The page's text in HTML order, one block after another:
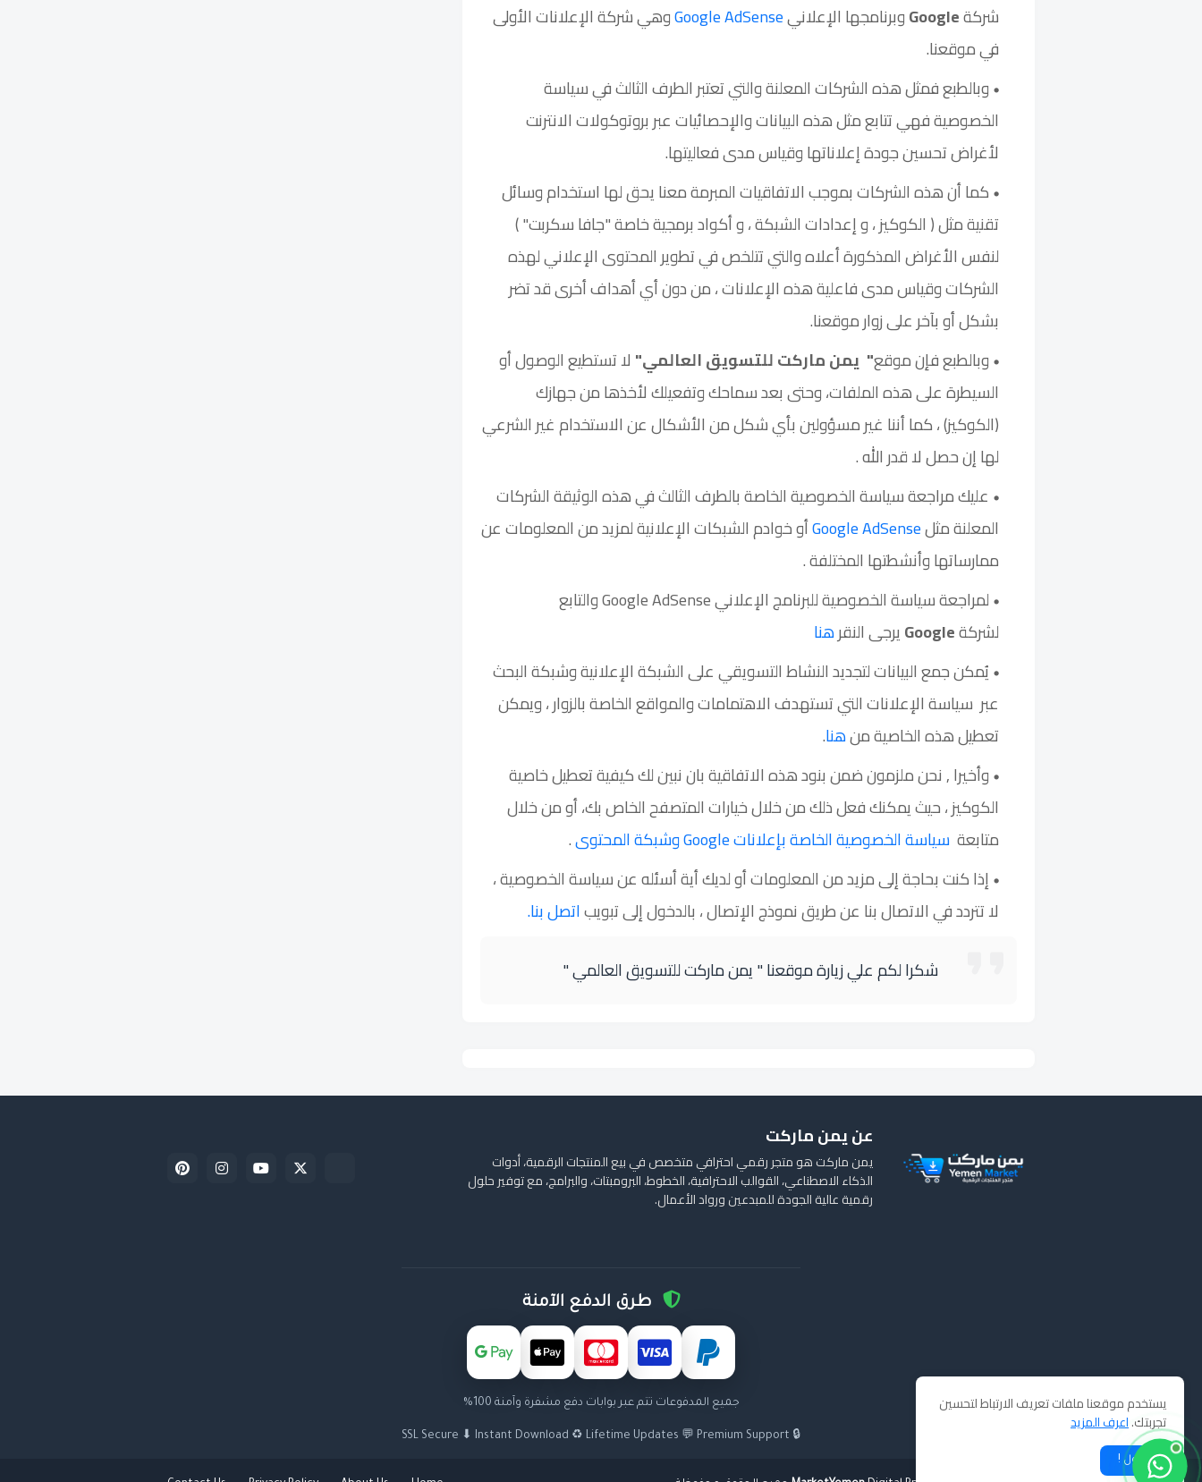
شركةGoogleوبرنامجها الإعلانيGoogle AdSenseوهي شركة الإعلانات الأولى
في موقعنا.
وبالطبع فمثل هذه الشركات المعلنة والتي تعتبر الطرف الثالث في سياسة
الخصوصية فهي تتابع مثل هذه البيانات والإحصائيات عبر بروتوكولات الانترنت
لأغراض تحسين جودة إعلاناتها وقياس مدى فعاليتها.
كما أن هذه الشركات بموجب الاتفاقيات المبرمة معنا يحق لها استخدام وسائل
تقنية مثل ( الكوكيز ، و إعدادات الشبكة ، و أكواد برمجية خاصة "جافا سكربت" )
لنفس الأغراض المذكورة أعلاه والتي تتلخص في تطوير المحتوى الإعلاني لهذه
الشركات وقياس مدى فاعلية هذه الإعلانات ، من دون أي أهداف أخرى قد تضر
بشكل أو بآخر على زوار موقعنا.
وبالطبع فإن موقع" يمن ماركت للتسويق العالمي" لا تستطيع الوصول أو
السيطرة على هذه الملفات، وحتى بعد سماحك وتفعيلك لأخذها من جهازك
(الكوكيز) ، كما أننا غير مسؤولين بأي شكل من الأشكال عن الاستخدام غير الشرعي
لها إن حصل لا قدر الله .
عليك مراجعة سياسة الخصوصية الخاصة بالطرف الثالث في هذه الوثيقة الشركات
المعلنة مثلGoogle AdSenseأو خوادم الشبكات الإعلانية لمزيد من المعلومات عن
ممارساتها وأنشطتها المختلفة .
لمراجعة سياسة الخصوصية للبرنامج الإعلاني Google AdSense والتابع
لشركةGoogleيرجى النقرهنا
يُمكن جمع البيانات لتجديد النشاط التسويقي على الشبكة الإعلانية وشبكة البحث
عبر سياسة الإعلانات التي تستهدف الاهتمامات والمواقع الخاصة بالزوار ، ويمكن
تعطيل هذه الخاصية منهنا.
وأخيرا , نحن ملزمون ضمن بنود هذه الاتفاقية بان نبين لك كيفية تعطيل خاصية
الكوكيز ، حيث يمكنك فعل ذلك من خلال خيارات المتصفح الخاص بك، أو من خلال
متابعة سياسة الخصوصية الخاصة بإعلانات Google وشبكة المحتوى
.
إذا كنت بحاجة إلى مزيد من المعلومات أو لديك أية أسئله عن سياسة الخصوصية ،
لا تتردد في الاتصال بنا عن طريق نموذج الإتصال ، بالدخول إلى تبويباتصل بنا.
شكرا لكم علي زيارة موقعنا " يمن ماركت للتسويق العالمي "
عن يمن ماركت
يمن ماركت هو متجر رقمي احترافي متخصص في بيع المنتجات الرقمية، أدوات
الذكاء الاصطناعي، القوالب الاحترافية، الخطوط، البرومبتات، والبرامج، مع توفير حلول
رقمية عالية الجودة للمبدعين ورواد الأعمال.
طرق الدفع الآمنة
جميع المدفوعات تتم عبر بوابات دفع مشفرة وآمنة 100%
🔒 SSL Secure ⬇ Instant Download ♻ Lifetime Updates 💬 Premium Support
يستخدم موقعنا ملفات تعريف الارتباط لتحسين
تجربتك.اعرف المزيد
قبول !